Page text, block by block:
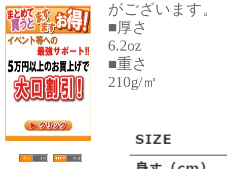
がございます。
■厚さ
6.2oz
■重さ
210g/㎡